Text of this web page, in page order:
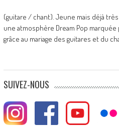
(guitare / chant). Jeune mais déjà très
une atmosphère Dream Pop
grâce au mariage des guitares et du
SUIVEZ-NOUS